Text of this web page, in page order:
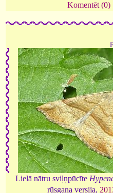
Komentēt (0)
Lielā nātru sviļņpūcīte
rūsgana versija,